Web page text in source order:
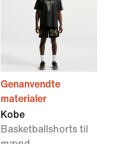
Genanvendte
materialer
Kobe
Basketballshorts til